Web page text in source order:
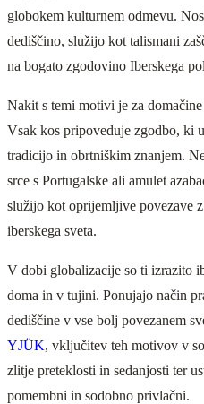
globokem kulturnem odmevu.
dediščino, služijo kot talismani
na bogato zgodovino Iberskega
Nakit s temi motivi je za
Vsak kos pripoveduje zgodbo, ki
tradicijo in obrtniškim znanjem.
srce s Portugalske ali amulet
služijo kot oprijemljive povezave
iberskega sveta.
V dobi globalizacije so ti izrazito
doma in v tujini. Ponujajo način
dediščine v vse bolj povezanem
YJÜK, vključitev teh motivov v
zlitje preteklosti in sedanjosti ter
pomembni in sodobno privlačni.